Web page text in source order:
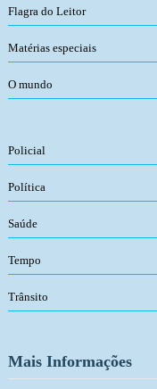
Flagra do Leitor
Matérias especiais
O mundo
Policial
Política
Saúde
Tempo
Trânsito
Mais Informações